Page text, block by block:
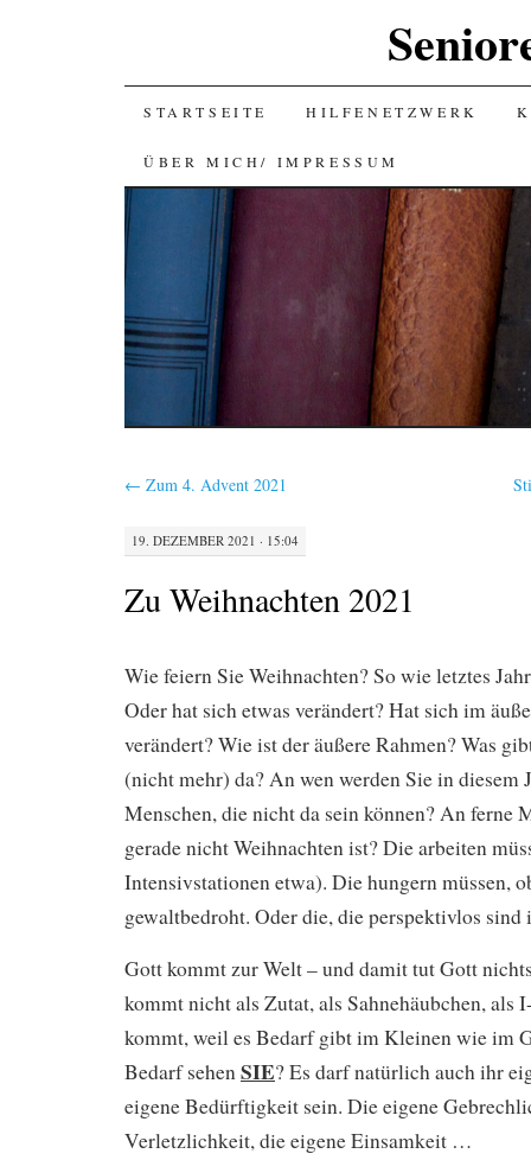
SKIP
TO
CONTENT
STARTSEITE HILFENETZWERK
ÜBER MICH/ IMPRESSUM
← Zum 4. Advent 2021
19. DEZEMBER 2021 · 15:04
Zu Weihnachten 2021
Wie feiern Sie Weihnachten? So wie letztes
Oder hat sich etwas verändert? Hat sich im
verändert? Wie ist der äußere Rahmen? Was
(nicht mehr) da? An wen werden Sie in diesem
Menschen, die nicht da sein können? An ferne
gerade nicht Weihnachten ist? Die arbeiten
Intensivstationen etwa). Die hungern müssen,
gewaltbedroht. Oder die, die perspektivlos sind
Gott kommt zur Welt – und damit tut Gott
kommt nicht als Zutat, als Sahnehäubchen, als
kommt, weil es Bedarf gibt im Kleinen wie im
Bedarf sehenSIE? Es darf natürlich auch ihr
eigene Bedürftigkeit sein. Die eigene
Verletzlichkeit, die eigene Einsamkeit …